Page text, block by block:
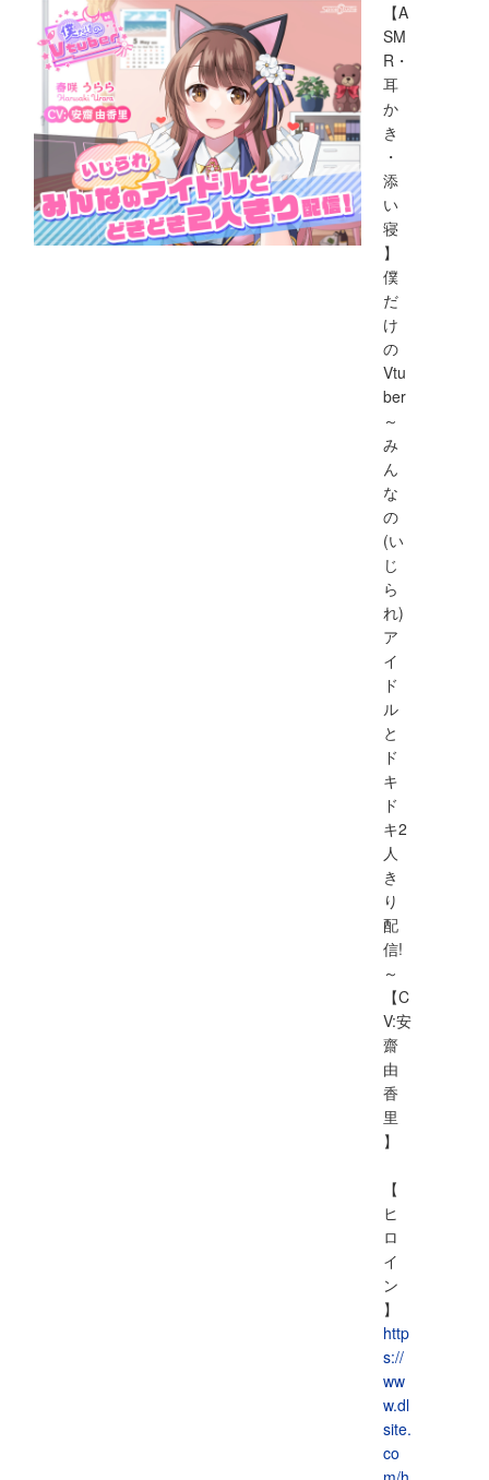
【A
SM
R・
耳
か
き
・
添
い
寝
】
僕
だ
け
の
Vtu
ber
～
み
ん
な
の
(い
じ
ら
れ)
ア
イ
ド
ル
と
ド
キ
ド
キ2
人
き
り
配
信!
～
【C
V:安
齋
由
香
里
】
【
ヒ
ロ
イ
ン
】
http
s://
ww
w.dl
site.
co